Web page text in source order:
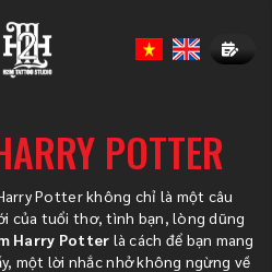
Book
POTTER
Potter không chỉ là một câu
của tuổi thơ, tình bạn, lòng dũng
Harry Potter là cách để bạn mang
một lời nhắc nhở không ngừng về